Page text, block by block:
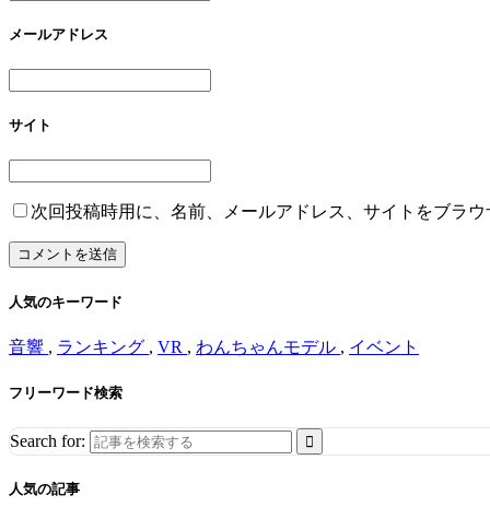
メールアドレス
サイト
次回投稿時用に、名前、メールアドレス、サイトをブラ
人気のキーワード
音響 , ランキング , VR , わんちゃんモデル , イベント
フリーワード検索
Search for:
人気の記事